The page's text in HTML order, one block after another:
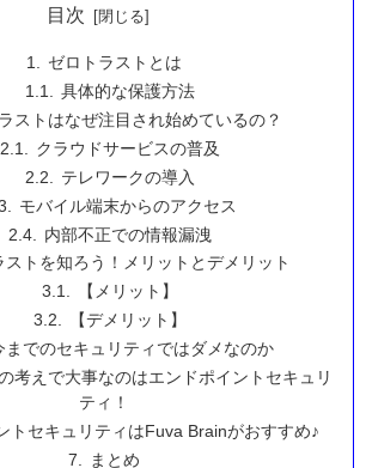
目次
ゼロトラストとは
具体的な保護方法
ストはなぜ注目され始めているの？
クラウドサービスの普及
テレワークの導入
モバイル端末からのアクセス
内部不正での情報漏洩
ストを知ろう！メリットとデメリット
【メリット】
【デメリット】
までのセキュリティではダメなのか
考えで大事なのはエンドポイントセキュリ
ティ！
トセキュリティはFuva Brainがおすすめ♪
まとめ